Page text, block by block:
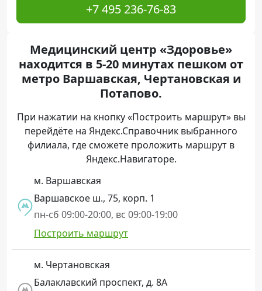
+7 495 236-76-83
Медицинский центр «Здоровье»
находится в 5-20 минутах пешком от
метро Варшавская, Чертановская и
Потапово.
При нажатии на кнопку «Построить маршрут» вы
перейдёте на Яндекс.Справочник выбранного
филиала, где сможете проложить маршрут в
Яндекс.Навигаторе.
м. Варшавская
Варшавское ш., 75, корп. 1
пн-сб 09:00-20:00, вс 09:00-19:00
Построить маршрут
м. Чертановская
Балаклавский проспект, д. 8А